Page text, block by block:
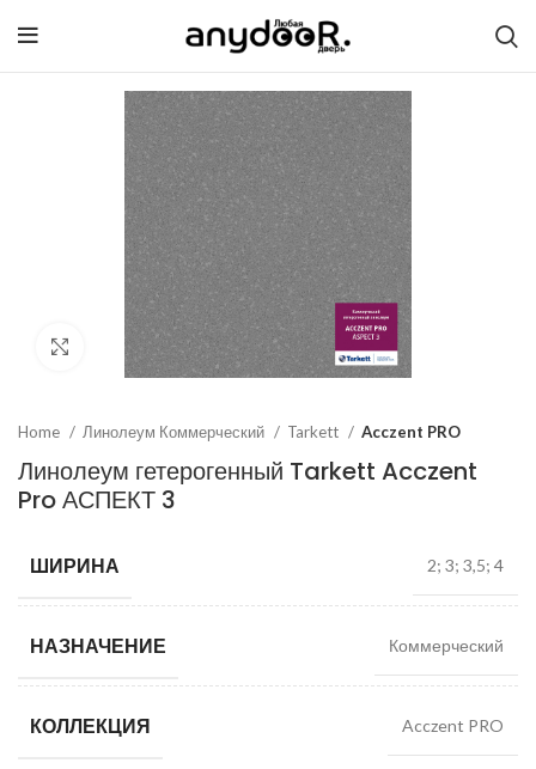
Click to enlarge
Home Линолеум Коммерческий Tarkett Acczent PRO
Линолеум гетерогенный Tarkett Acczent
Pro АСПЕКТ 3
ШИРИНА 2; 3; 3,5; 4
НАЗНАЧЕНИЕ Коммерческий
КОЛЛЕКЦИЯ Acczent PRO